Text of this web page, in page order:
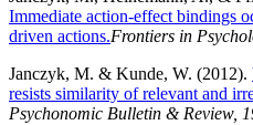
Immediate action-effect bindings
driven actions.Frontiers in
Janczyk, M. & Kunde, W. (2012).
resists similarity of relevant and
Psychonomic Bulletin & Review,